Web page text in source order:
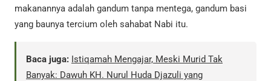
makanannya adalah gandum tanpa mentega, gandum basi
yang baunya tercium oleh sahabat Nabi itu.
Baca juga: Istiqamah Mengajar, Meski Murid Tak
Banyak: Dawuh KH. Nurul Huda Djazuli yang